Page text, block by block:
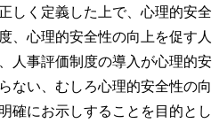
しく定義した上で、心理的安全
、心理的安全性の向上を促す人
人事評価制度の導入が心理的安
ない、むしろ心理的安全性の向
確にお示しすることを目的とし